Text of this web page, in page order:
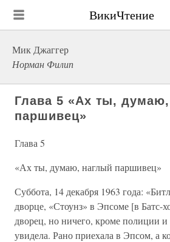
ВикиЧтение
Мик Джаггер
Норман Филип
Глава 5 «Ах ты,
паршивец»
Глава 5
«Ах ты, думаю, наглый паршивец»
Суббота, 14 декабря 1963 года:
дворце, «Стоунз» в Эпсоме [в Батс-
дворец, но ничего, кроме полиции
увидела. Рано приехала в Эпсом, а